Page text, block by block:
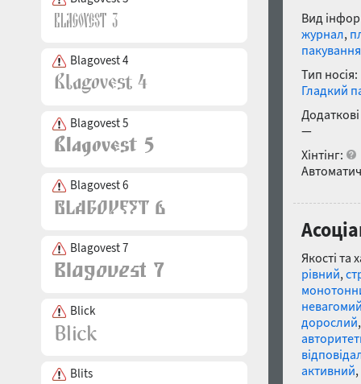
Blagovest 4
Blagovest 5
Blagovest 6
Blagovest 7
Blick
Blits
Вид
журнал,
пакування
Тип носія:
Гладкий
—
Хінтінг:
Якості та
рівний,
дорослий
активний,